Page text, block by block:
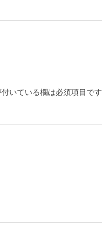
付いている欄は必須項目です